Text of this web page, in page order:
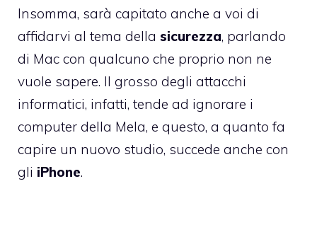
Insomma, sarà capitato anche a voi di
affidarvi al tema della sicurezza, parlando
di Mac con qualcuno che proprio non ne
vuole sapere. Il grosso degli attacchi
informatici, infatti, tende ad ignorare i
computer della Mela, e questo, a quanto fa
capire un nuovo studio, succede anche con
gli iPhone.